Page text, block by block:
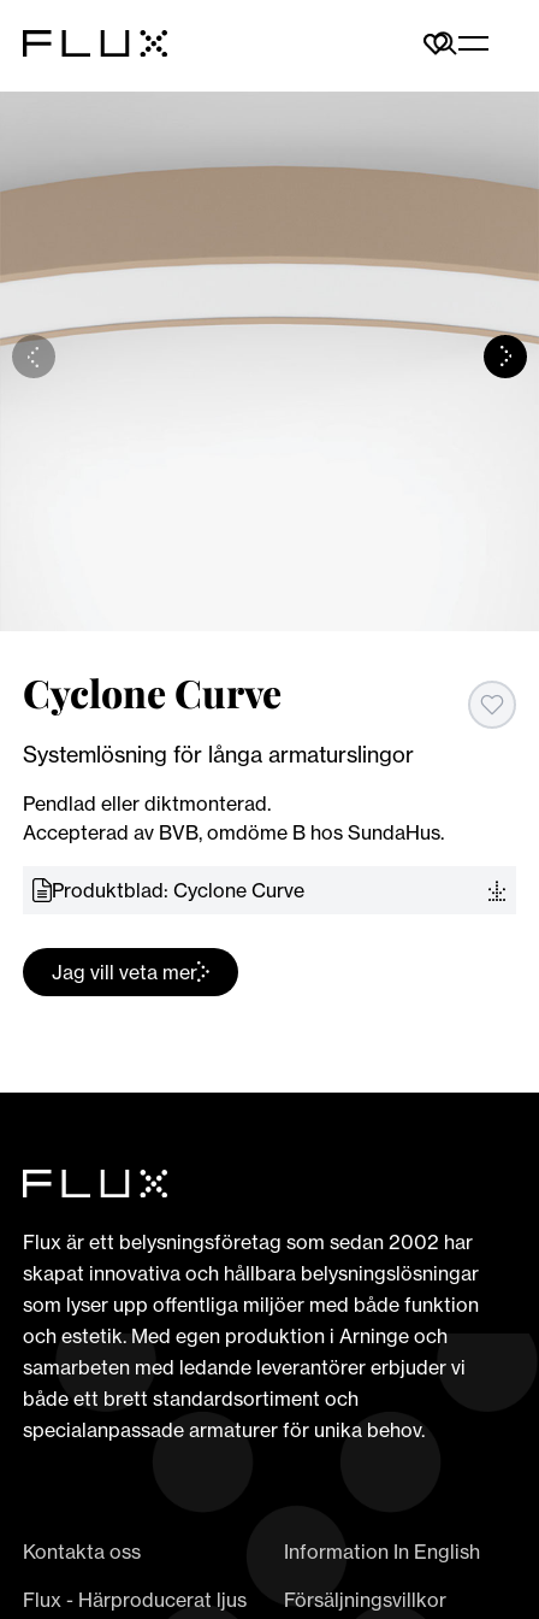
Cyclone Curve
Systemlösning för långa armaturslingor
Pendlad eller diktmonterad.
Accepterad av BVB, omdöme B hos SundaHus.
Produktblad: Cyclone Curve
Jag vill veta mer
Flux är ett belysningsföretag som sedan 2002 har
skapat innovativa och hållbara belysningslösningar
som lyser upp offentliga miljöer med både funktion
och estetik. Med egen produktion i Arninge och
samarbeten med ledande leverantörer erbjuder vi
både ett brett standardsortiment och
specialanpassade armaturer för unika behov.
Kontakta oss
Information In English
Flux - Härproducerat ljus
Försäljningsvillkor